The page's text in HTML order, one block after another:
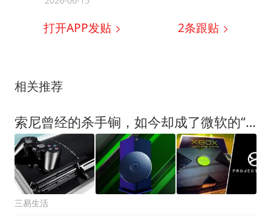
打开APP发贴 2条跟贴
相关推荐
索尼曾经的杀手锏，如今却成了微软的“大计划”
三易生活